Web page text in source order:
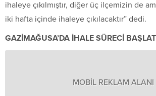
ihaleye çıkılmıştır, diğer üç ilçemizin de
iki hafta içinde ihaleye çıkılacaktır” dedi.
GAZİMAĞUSA’DA İHALE SÜRECİ
MOBİL REKLAM ALANI